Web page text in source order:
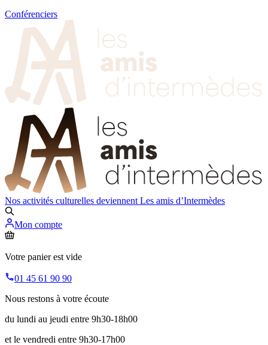
Conférenciers
Nos activités culturelles deviennent Les amis d’Intermèdes
Mon compte
Votre panier est vide
01 45 61 90 90
Nous restons à votre écoute
du lundi au jeudi entre 9h30-18h00
et le vendredi entre 9h30-17h00